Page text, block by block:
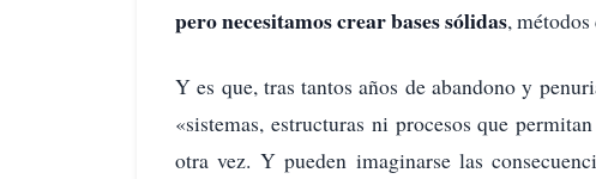
pero necesitamos crear bases sólidas,
Y es que, tras tantos años de abandono y
«sistemas, estructuras ni procesos que
otra vez. Y pueden imaginarse las